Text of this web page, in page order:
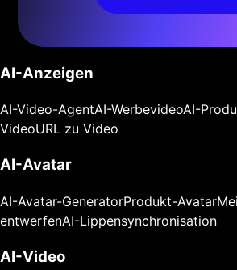
AI-Anzeigen
AI-Video-AgentAI-WerbevideoAI-
VideoURL zu Video
AI-Avatar
AI-Avatar-GeneratorProdukt-Avatar
entwerfenAI-Lippensynchronisation
AI-Video